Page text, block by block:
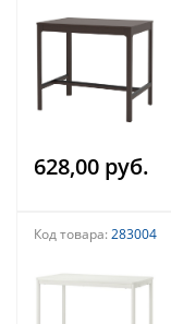
628,00 руб.
Код товара: 283004